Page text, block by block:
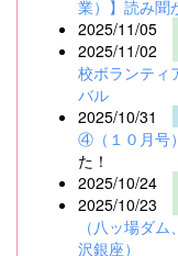
業）】読み聞
2025/11/05
2025/11/02
校ボランティ
バル
2025/10/31
④（１０月号）
た！
2025/10/24
2025/10/23
（八ッ場ダ
沢銀座）